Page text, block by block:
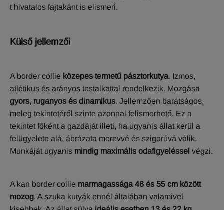
t hivatalos fajtakánt is elismeri.
Külső jellemzői
A border collie közepes termetű pásztorkutya. Izmos,
atlétikus és arányos testalkattal rendelkezik. Mozgása
gyors, ruganyos és dinamikus. Jellemzően barátságos,
meleg tekintetéről szinte azonnal felismerhető. Ez a
tekintet főként a gazdáját illeti, ha ugyanis állat kerül a
felügyelete alá, ábrázata merevvé és szigorúvá válik.
Munkáját ugyanis mindig maximális odafigyeléssel végzi.
A kan border collie marmagassága 48 és 55 cm között
mozog. A szuka kutyák ennél általában valamivel